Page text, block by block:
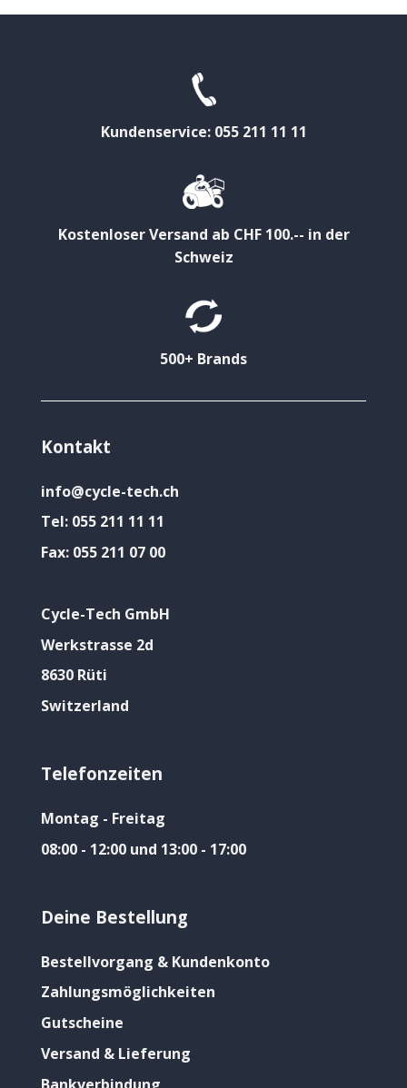
Kundenservice: 055 211 11 11
Kostenloser Versand ab CHF 100.-- in der
Schweiz
500+ Brands
Kontakt
info@cycle-tech.ch
Tel: 055 211 11 11
Fax: 055 211 07 00
Cycle-Tech GmbH
Werkstrasse 2d
8630 Rüti
Switzerland
Telefonzeiten
Montag - Freitag
08:00 - 12:00 und 13:00 - 17:00
Deine Bestellung
Bestellvorgang & Kundenkonto
Zahlungsmöglichkeiten
Gutscheine
Versand & Lieferung